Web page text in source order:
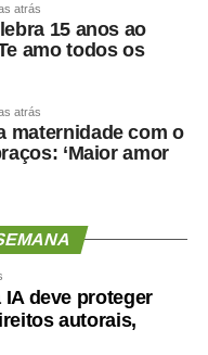
atrás
15 anos ao
amo todos os
atrás
maternidade com o
‘Maior amor
IA deve proteger
autorais,